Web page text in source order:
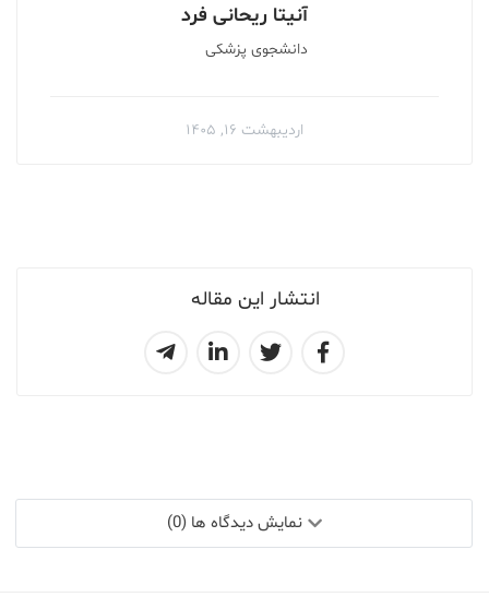
انتشار این مقاله
آنیتا ریحانی فرد
دانشجوى پزشكى
اردیبهشت ۱۶, ۱۴۰۵
نمایش دیدگاه ها (0)